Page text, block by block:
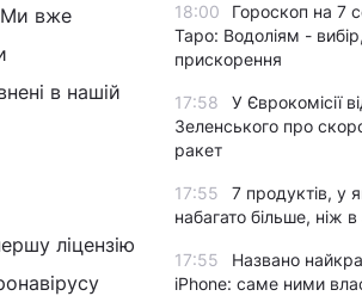
Ми вже
в нашій
ліцензію
18:00
Гороскоп на 7
Таро: Водоліям -
прискорення
17:58
У Єврокомісії
Зеленського про
ракет
17:55
7 продуктів, у
набагато більше, ніж
17:55
Названо
iPhone: саме ними